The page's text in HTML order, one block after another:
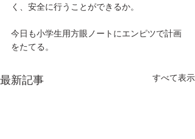
く、安全に行うことができるか。
今日も小学生用方眼ノートにエンピツで計画
をたてる。
最新記事 すべて表示